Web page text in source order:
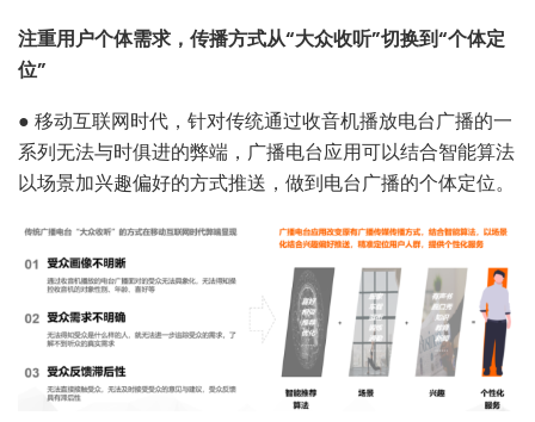
注重用户个体需求，传播方式从“大众收听”切换到“个体定
位”
● 移动互联网时代，针对传统通过收音机播放电台广播的一
系列无法与时俱进的弊端，广播电台应用可以结合智能算法
以场景加兴趣偏好的方式推送，做到电台广播的个体定位。